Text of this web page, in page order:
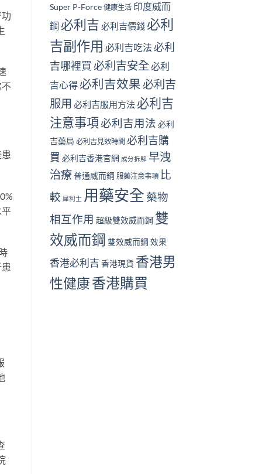
Super P-Force 健康生活 印度威而
鋼 必利吉 必利吉價錢 必利
吉副作用 必利吉吃法 必利
吉哪裡買 必利吉安全必利
吉心得必利吉效果必利吉
服用 必利吉服用方法 必利吉
注意事項 必利吉用法 必利
吉藥局 必利吉見效時間 必利吉購
買 必利吉香港官網 成分拆解 早洩
治療 普通威而鋼 服藥注意事項 比
較 犀利士 用藥安全 藥物
相互作用 超級雙效威而鋼 雙
效威而鋼 雙效威而鋼 效果
香港必利吉 香港現貨 香港男
性健康香港購買